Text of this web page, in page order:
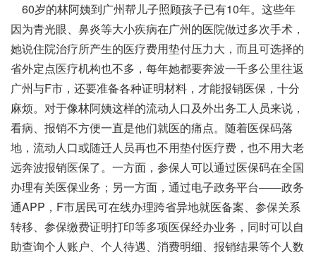
60岁的林阿姨到广州帮儿子照顾孩子已有10年。这些年
因为青光眼、鼻炎等大小疾病在广州的医院做过多次手术，
她说住院治疗所产生的医疗费用垫付压力大，而且可选择的
省外定点医疗机构也不多，每年她都要奔波一千多公里往返
广州与F市，还要准备各种证明材料，才能报销医保，十分
麻烦。对于像林阿姨这样的流动人口及外出务工人员来说，
看病、报销不方便一直是他们就医的痛点。随着医保码落
地，流动人口或随迁人员再也不用垫付医疗费，也不用大老
远奔波报销医保了。一方面，参保人可以通过医保码在全国
办理有关医保业务；另一方面，通过电子政务平台——政务
通APP，F市居民可在线办理跨省异地就医备案、参保关系
转移、参保缴费证明打印等多项医保经办业务，同时可以自
助查询个人账户、个人待遇、消费明细、报销结果等个人数